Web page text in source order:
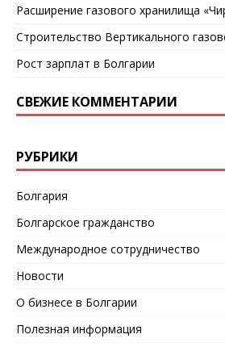
Расширение газового хранилища
Строительство Вертикального
Рост зарплат в Болгарии
СВЕЖИЕ КОММЕНТАРИИ
РУБРИКИ
Болгария
Болгарское гражданство
Международное сотрудничество
Новости
О бизнесе в Болгарии
Полезная информация